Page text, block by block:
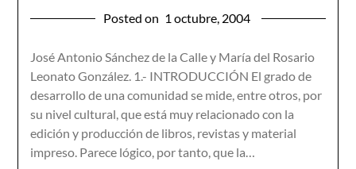
Posted on 1 octubre, 2004
José Antonio Sánchez de la Calle y María del Rosario
Leonato González. 1.- INTRODUCCIÓN El grado de
desarrollo de una comunidad se mide, entre otros, por
su nivel cultural, que está muy relacionado con la
edición y producción de libros, revistas y material
impreso. Parece lógico, por tanto, que la…